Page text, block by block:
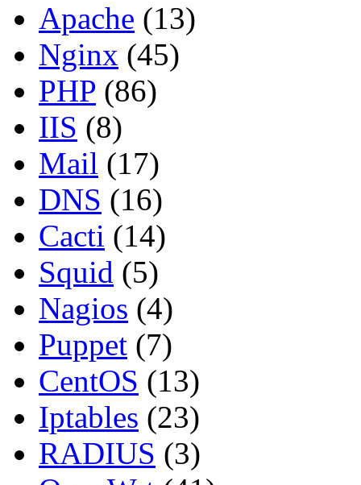
Apache (13)
Nginx (45)
PHP (86)
IIS (8)
Mail (17)
DNS (16)
Cacti (14)
Squid (5)
Nagios (4)
Puppet (7)
CentOS (13)
Iptables (23)
RADIUS (3)